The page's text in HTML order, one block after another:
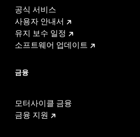
공식 서비스
사용자 안내서
유지 보수 일정
소프트웨어 업데이트
금융
모터사이클 금융
금융 지원